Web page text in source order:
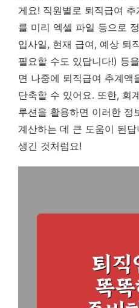
게요! 직원별로 퇴직급여
를 미리 엑셀 파일 등으로
입사일, 현재 급여, 예상 퇴
필요할 수도 있답니다!) 등
면 나중에 퇴직급여 추계액
단축할 수 있어요. 또한, 회
루션을 활용하면 이러한 정
계산하는 데 큰 도움이 된
생긴 것처럼요!